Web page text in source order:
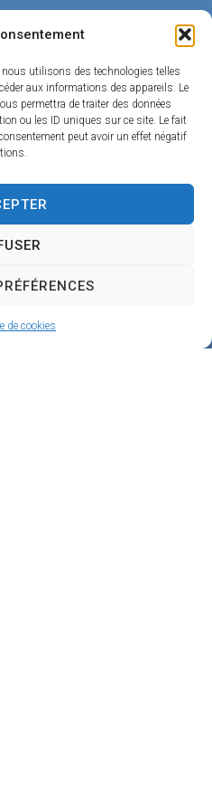
nous utilisons des technologies telles
aux informations des appareils. Le
permettra de traiter des données
ou les ID uniques sur ce site. Le fait
peut avoir un effet négatif
de cookies